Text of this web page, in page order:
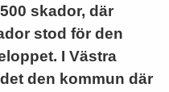
skador, där
stod för den
I Västra
den kommun där